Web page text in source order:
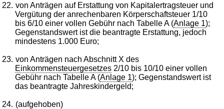
22. von Anträgen auf Erstattung von Kapitalertragsteuer und
Vergütung der anrechenbaren Körperschaftsteuer 1/10
bis 6/10 einer vollen Gebühr nach Tabelle A (Anlage 1);
Gegenstandswert ist die beantragte Erstattung, jedoch
mindestens 1.000 Euro;
23. von Anträgen nach Abschnitt X des
Einkommensteuergesetzes 2/10 bis 10/10 einer vollen
Gebühr nach Tabelle A (Anlage 1); Gegenstandswert ist
das beantragte Jahreskindergeld;
24. (aufgehoben)